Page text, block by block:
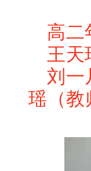
高二
王天
刘
瑶（教